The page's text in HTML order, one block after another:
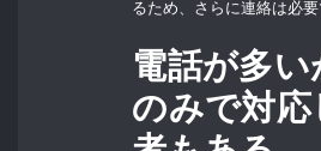
るため、さらに連絡は必要
電話が多
のみで対